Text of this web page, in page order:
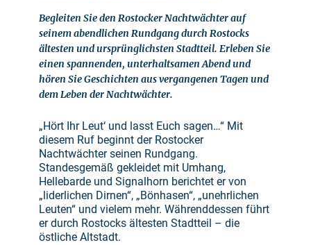
Begleiten Sie den Rostocker Nachtwächter auf
seinem abendlichen Rundgang durch Rostocks
ältesten und ursprünglichsten Stadtteil. Erleben Sie
einen spannenden, unterhaltsamen Abend und
hören Sie Geschichten aus vergangenen Tagen und
dem Leben der Nachtwächter.
„Hört Ihr Leut‘ und lasst Euch sagen…“ Mit
diesem Ruf beginnt der Rostocker
Nachtwächter seinen Rundgang.
Standesgemäß gekleidet mit Umhang,
Hellebarde und Signalhorn berichtet er von
„liderlichen Dirnen“, „Bönhasen“, „unehrlichen
Leuten“ und vielem mehr. Währenddessen führt
er durch Rostocks ältesten Stadtteil – die
östliche Altstadt.